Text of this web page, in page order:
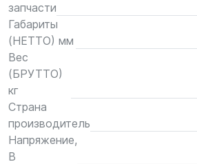
запчасти
Габариты
(НЕТТО) мм
Вес
(БРУТТО)
кг
Страна
производитель
Напряжение,
В